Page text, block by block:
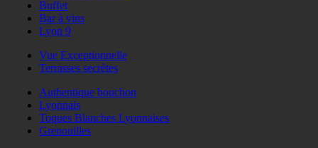
Buffet
Bar à vins
Lyon 9
Vue Exceptionnelle
Terrasses secrètes
Authentique bouchon
Lyonnais
Toques Blanches Lyonnaises
Grenouilles